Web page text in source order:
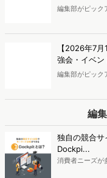
編集部がピック
【2026年7
強会・イベン
編集部がピック
編
独自の競合サ
Dockpi...
消費者ニーズが
で、競合分析